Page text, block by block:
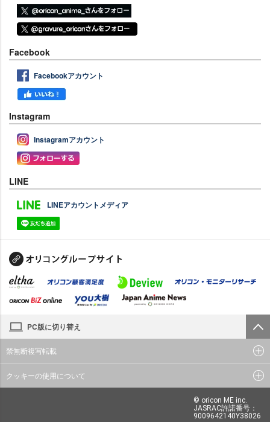
Facebook
Facebookアカウント
Instagram
Instagramアカウント
LINE
LINEアカウントメディア
PC版に切り替え
禁無断複写転載
クッキーの使用について
© oricon ME inc.
JASRAC許諾番号：
9009642140Y38026